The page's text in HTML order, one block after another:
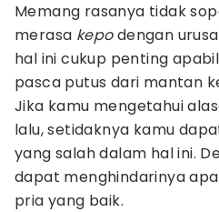
Memang rasanya tidak
merasa kepodengan
hal ini cukup penting
pasca putus dari mantan
Jika kamu mengetahui
lalu, setidaknya kamu
yang salah dalam hal ini.
dapat menghindarinya
pria yang baik.